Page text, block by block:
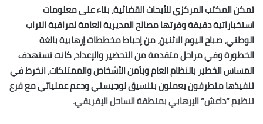
تمكن المكتب المركزي للأبحاث القضائية، بناء على معلومات
استخباراتية دقيقة وفرتها مصالح المديرية العامة لمراقبة التراب
الوطني، صباح اليوم الاثنين، من إحباط مخططات إرهابية بالغة
الخطورة وفي مراحل متقدمة من التحضير والإعداد، كانت تستهدف
المساس الخطير بالنظام العام وبأمن الأشخاص والممتلكات، انخرط في
تنفيذها متطرفون يعملون بتنسيق لوجيستي ودعم عملياتي مع فرع
تنظيم “داعش” الإرهابي بمنطقة الساحل الإفريقي.